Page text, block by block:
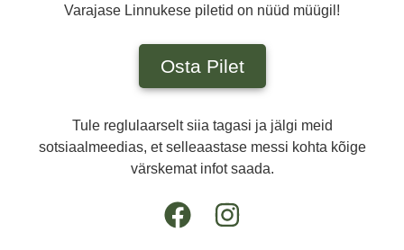
Varajase Linnukese piletid on nüüd müügil!
Osta Pilet
Tule reglulaarselt siia tagasi ja jälgi meid
sotsiaalmeedias, et selleaastase messi kohta kõige
värskemat infot saada.